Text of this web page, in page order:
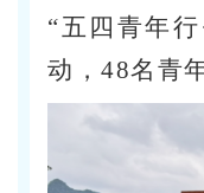
“五四青年
动，48名青